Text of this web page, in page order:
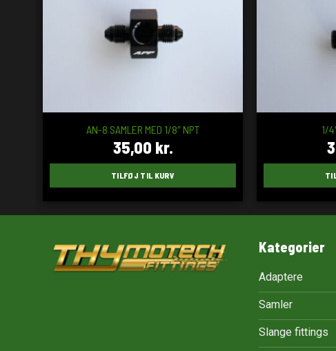
AN-8 SAMLER MED 1/8″ NPT
35,00 kr.
TILFØJ TIL KURV
1/
Kategorier
Adaptere
Samler
Slange fittings